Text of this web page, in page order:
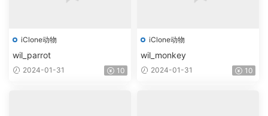
iClone动物
wil_parrot
2024-01-31 10
iClone动物
wil_monkey
2024-01-31 10